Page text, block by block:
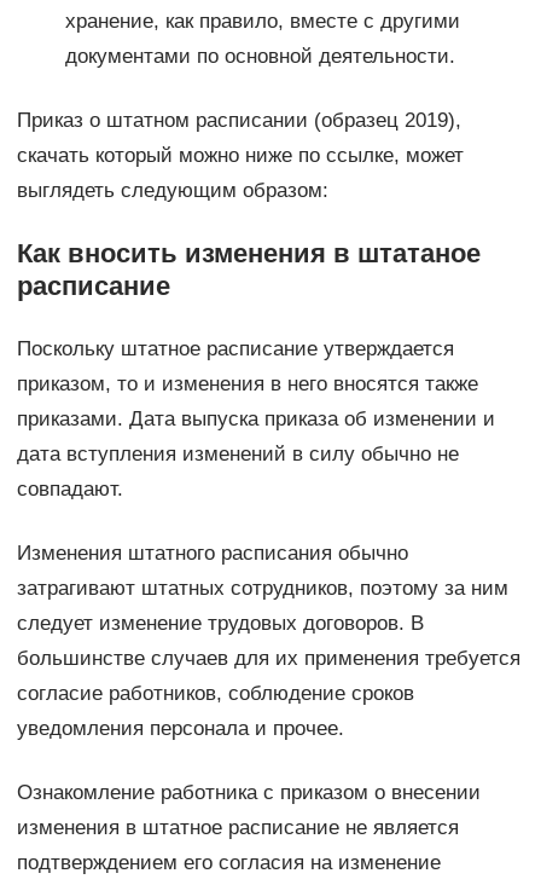
хранение, как правило, вместе с другими
документами по основной деятельности.
Приказ о штатном расписании (образец 2019),
скачать который можно ниже по ссылке, может
выглядеть следующим образом:
Как вносить изменения в штатаное
расписание
Поскольку штатное расписание утверждается
приказом, то и изменения в него вносятся также
приказами. Дата выпуска приказа об изменении и
дата вступления изменений в силу обычно не
совпадают.
Изменения штатного расписания обычно
затрагивают штатных сотрудников, поэтому за ним
следует изменение трудовых договоров. В
большинстве случаев для их применения требуется
согласие работников, соблюдение сроков
уведомления персонала и прочее.
Ознакомление работника с приказом о внесении
изменения в штатное расписание не является
подтверждением его согласия на изменение